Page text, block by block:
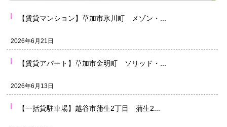
【賃貸マンション】草加市氷川町 メゾン・...
2026年6月21日
【賃貸アパート】草加市金明町 ソリッド・...
2026年6月13日
【一括貸駐車場】越谷市蒲生2丁目 蒲生2...